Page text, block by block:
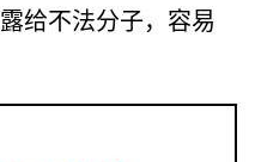
给不法分子，容易